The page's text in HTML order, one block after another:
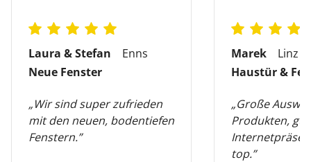
Laura & Stefan
Enns
Neue Fenster
„Wir sind super zufrieden
mit den neuen, bodentiefen
Fenstern.”
Marek
Linz
Haustür &
„Große
Produkten,
top.”